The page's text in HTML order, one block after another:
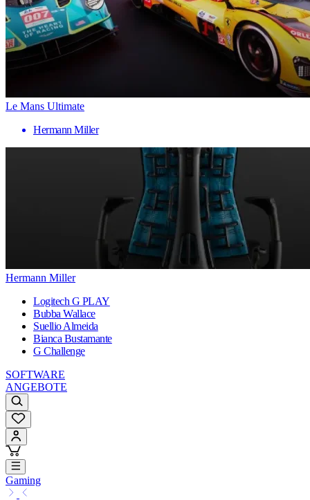
Le Mans Ultimate
Hermann Miller
Hermann Miller
Logitech G PLAY
Bubba Wallace
Suellio Almeida
Bianca Bustamante
G Challenge
SOFTWARE
ANGEBOTE
Gaming